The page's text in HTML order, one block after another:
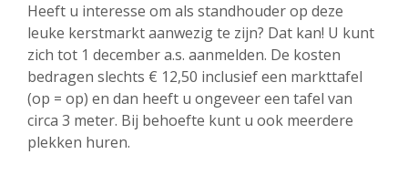
Heeft u interesse om als standhouder op deze
leuke kerstmarkt aanwezig te zijn? Dat kan! U kunt
zich tot 1 december a.s. aanmelden. De kosten
bedragen slechts € 12,50 inclusief een markttafel
(op = op) en dan heeft u ongeveer een tafel van
circa 3 meter. Bij behoefte kunt u ook meerdere
plekken huren.